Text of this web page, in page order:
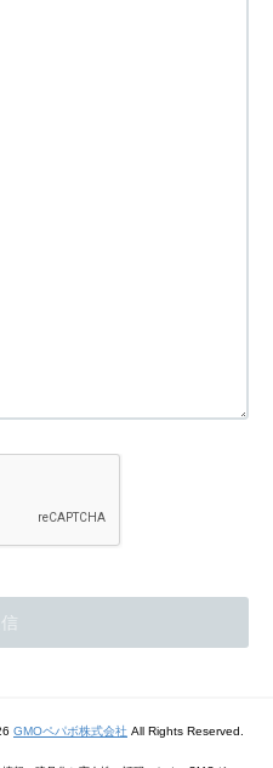
GMOペパボ株式会社 All Rights Reserved.